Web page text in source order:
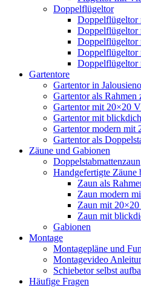
Doppelflügeltor
Doppelflügeltor
Doppelflügeltor
Doppelflügeltor
Doppelflügeltor
Gartentore
Gartentor in
Gartentor als Rahmen
Gartentor mit 20×20
Gartentor mit
Gartentor modern mit
Gartentor als
Zäune und Gabionen
Doppelstabmattenzaun
Handgefertigte
Zaun als
Zaun modern
Zaun mit
Zaun mit
Gabionen
Montage
Montagepläne und
Montagevideo
Schiebetor selbst
Häufige Fragen